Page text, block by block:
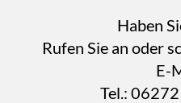
Haben
Rufen Sie an oder
E-
Tel.: